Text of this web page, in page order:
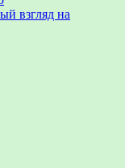
взгляд на